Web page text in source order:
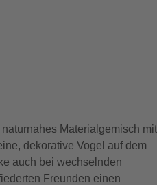
Materialgemisch mit
dekorative Vogel auf dem
auch bei wechselnden
Freunden einen